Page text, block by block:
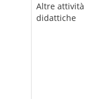
Altre attività
didattiche